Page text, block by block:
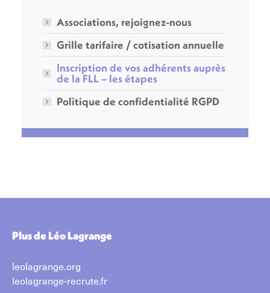
Associations, rejoignez-nous
Grille tarifaire / cotisation annuelle
Inscription de vos adhérents auprès
de la FLL – les étapes
Politique de confidentialité RGPD
Plus de Léo Lagrange
leolagrange.org
leolagrange-recrute.fr